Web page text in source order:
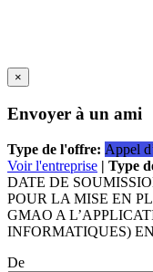
×
Envoyer à un ami
Type de l'offre: Appel
Voir l'entreprise | Type
DATE DE
POUR LA MISE EN
GMAO A
INFORMATIQUES)
De